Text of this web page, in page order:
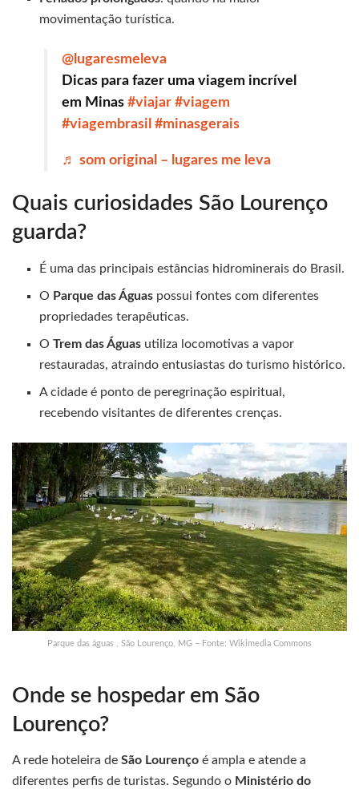
movimentação turística.
@lugaresmeleva
Dicas para fazer uma viagem incrível
em Minas #viajar #viagem
#viagembrasil #minasgerais
♬ som original – lugares me leva
Quais curiosidades São Lourenço
guarda?
É uma das principais estâncias hidrominerais do Brasil.
O Parque das Águas possui fontes com diferentes
propriedades terapêuticas.
OTrem das Águas utiliza locomotivas a vapor
restauradas, atraindo entusiastas do turismo histórico.
A cidade é ponto de peregrinação espiritual,
recebendo visitantes de diferentes crenças.
Parque das águas , São Lourenço, MG – Fonte: Wikimedia Commons
Onde se hospedar em São
Lourenço?
A rede hoteleira de São Lourenço é ampla e atende a
diferentes perfis de turistas. Segundo o Ministério do